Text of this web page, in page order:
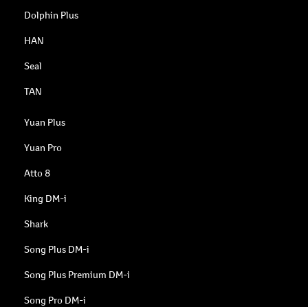
Dolphin Plus
HAN
Seal
TAN
Yuan Plus
Yuan Pro
Atto 8
King DM-i
Shark
Song Plus DM-i
Song Plus Premium DM-i
Song Pro DM-i